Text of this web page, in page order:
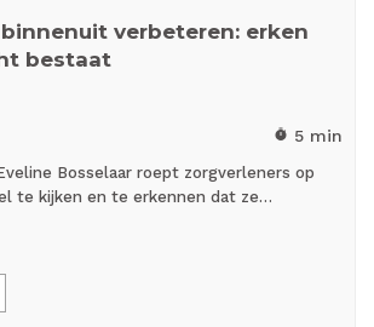
verbeteren: erken
bestaat
timer 5 min
Bosselaar roept zorgverleners op
te kijken en te erkennen dat ze…